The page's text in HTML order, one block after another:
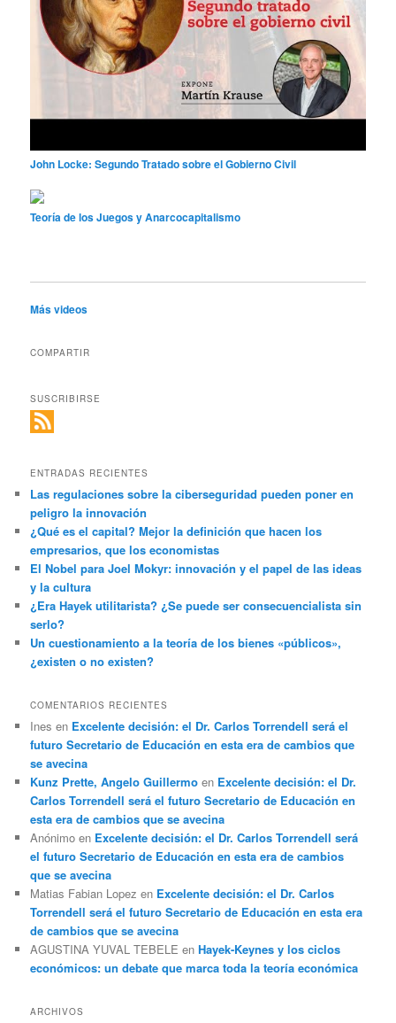
John Locke: Segundo Tratado sobre el Gobierno Civil
Teoría de los Juegos y Anarcocapitalismo
Más videos
COMPARTIR
SUSCRIBIRSE
ENTRADAS RECIENTES
Las regulaciones sobre la ciberseguridad pueden poner en
peligro la innovación
¿Qué es el capital? Mejor la definición que hacen los
empresarios, que los economistas
El Nobel para Joel Mokyr: innovación y el papel de las ideas
y la cultura
¿Era Hayek utilitarista? ¿Se puede ser consecuencialista sin
serlo?
Un cuestionamiento a la teoría de los bienes «públicos»,
¿existen o no existen?
COMENTARIOS RECIENTES
Ines en Excelente decisión: el Dr. Carlos Torrendell será el
futuro Secretario de Educación en esta era de cambios que
se avecina
Kunz Prette, Angelo Guillermo en Excelente decisión: el Dr.
Carlos Torrendell será el futuro Secretario de Educación en
esta era de cambios que se avecina
Anónimo en Excelente decisión: el Dr. Carlos Torrendell será
el futuro Secretario de Educación en esta era de cambios
que se avecina
Matias Fabian Lopez en Excelente decisión: el Dr. Carlos
Torrendell será el futuro Secretario de Educación en esta era
de cambios que se avecina
AGUSTINA YUVAL TEBELE enHayek-Keynes y los ciclos
económicos: un debate que marca toda la teoría económica
ARCHIVOS